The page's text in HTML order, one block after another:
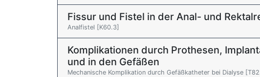
Fissur und Fistel in der Anal- und
Analfistel [K60.3]
Komplikationen durch Prothesen,
und in den Gefäßen
Mechanische Komplikation durch Gefäßkatheter bei Dialyse